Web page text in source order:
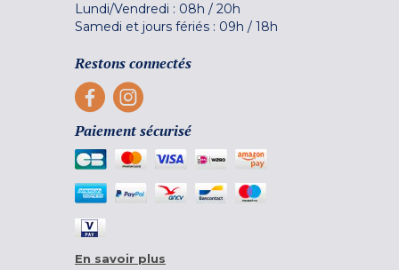
Lundi/Vendredi : 08h / 20h
Samedi et jours fériés : 09h / 18h
Restons connectés
Paiement sécurisé
En savoir plus